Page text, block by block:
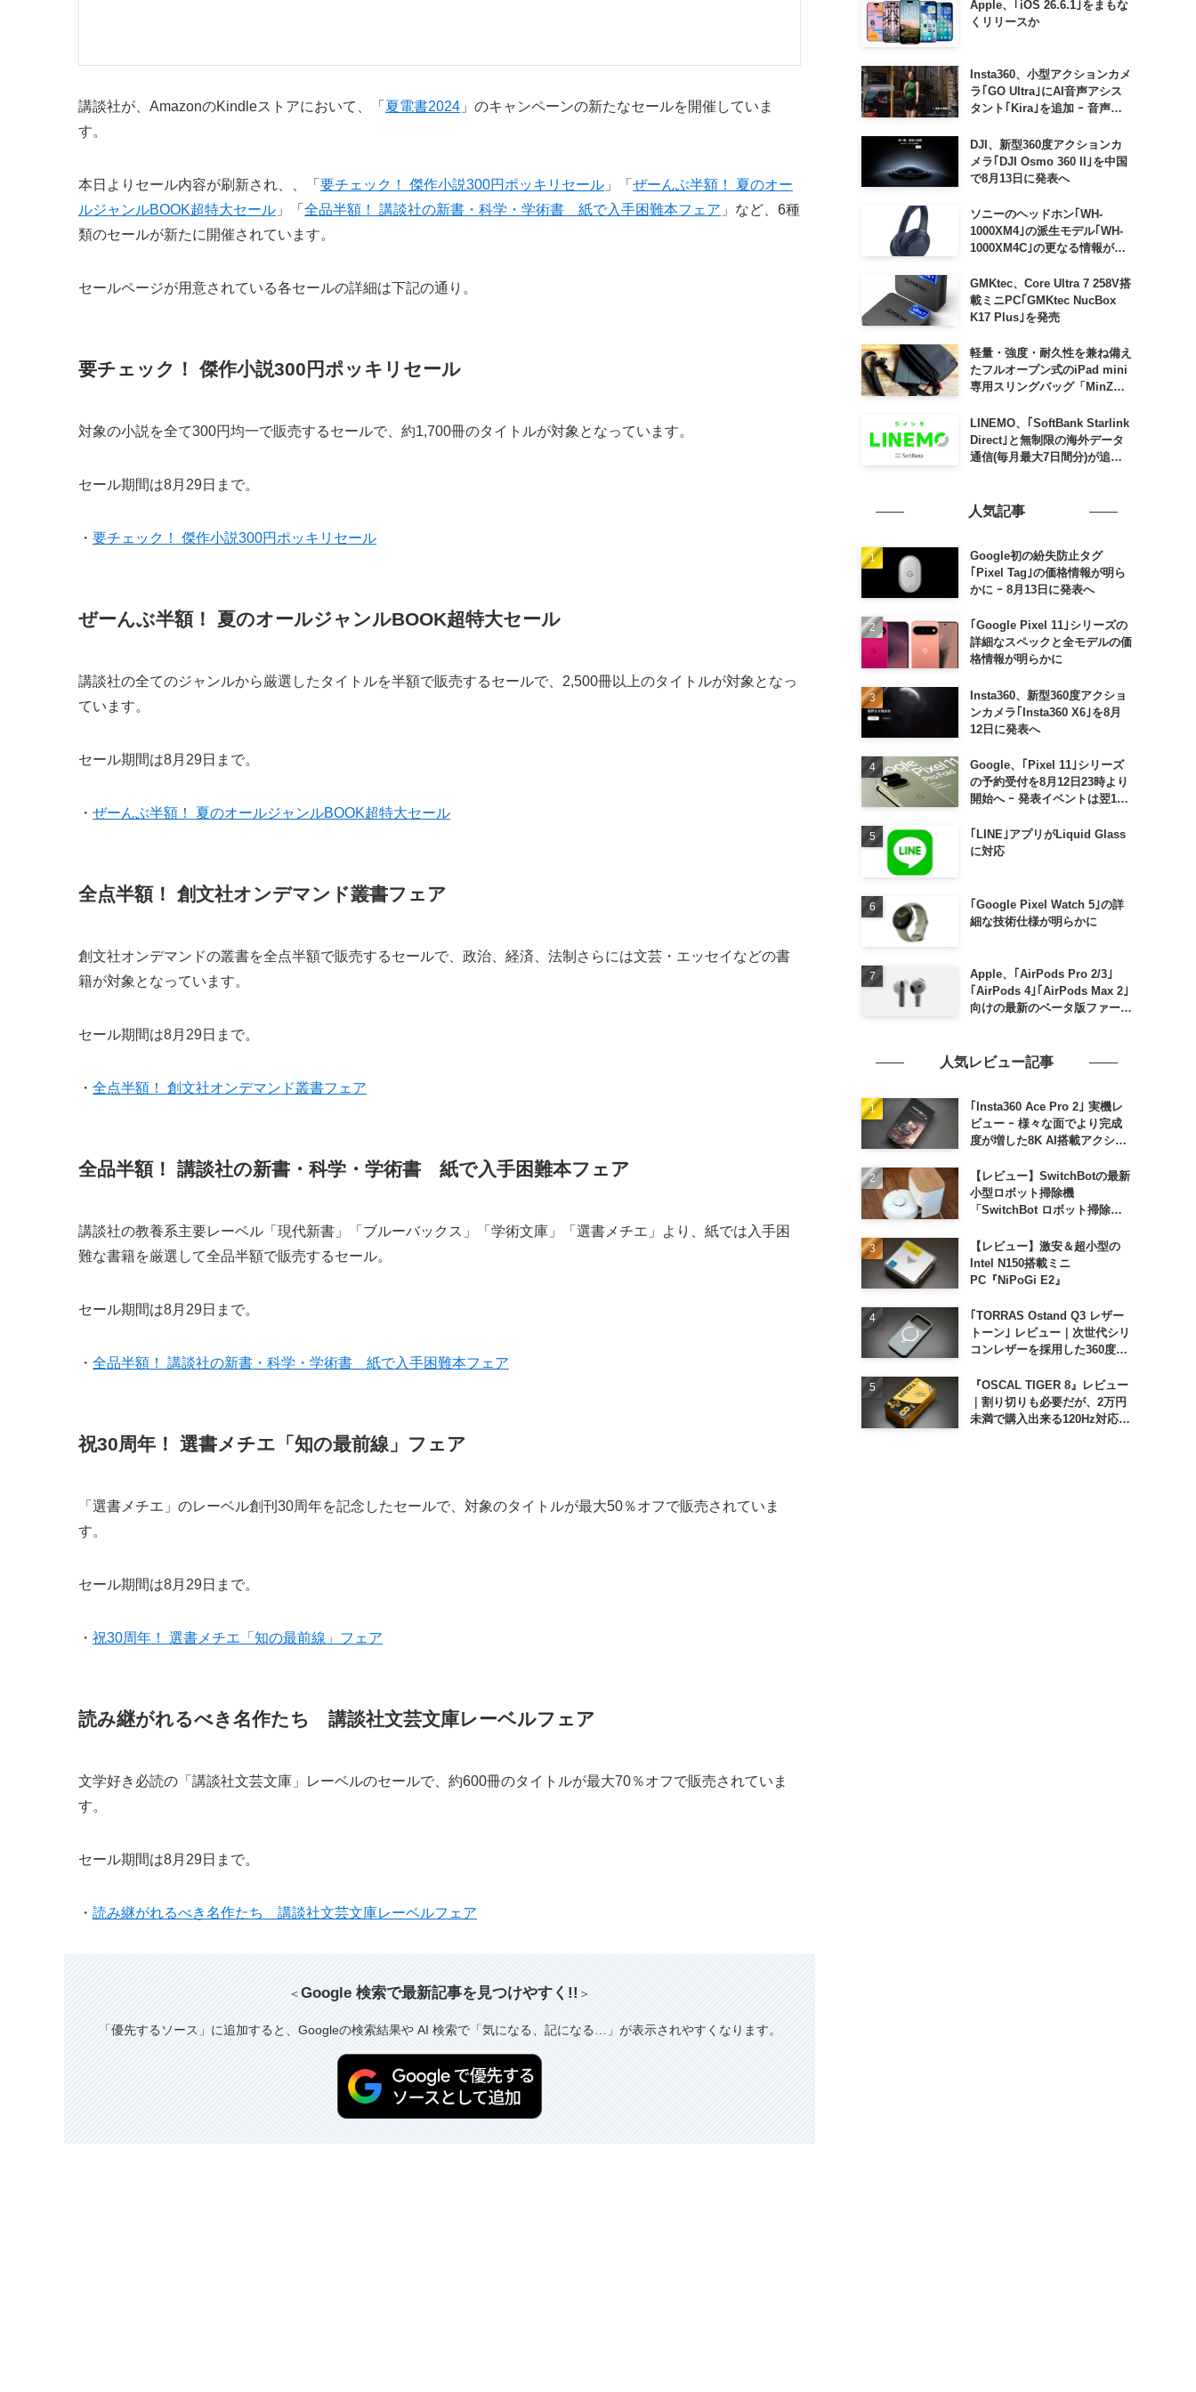
講談社が、AmazonのKindleストアにおいて、「 夏電書2024 」のキャンペーンの新たなセールを開催していま
す。
本日よりセール内容が刷新され、、「 要チェック！ 傑作小説300円ポッキリセール 」「 ぜーんぶ半額！ 夏のオー
ルジャンルBOOK超特大セール 」「 全品半額！ 講談社の新書・科学・学術書 紙で入手困難本フェア 」など、6種
類のセールが新たに開催されています。
セールページが用意されている各セールの詳細は下記の通り。
要チェック！ 傑作小説300円ポッキリセール
対象の小説を全て300円均一で販売するセールで、約1,700冊のタイトルが対象となっています。
セール期間は8月29日まで。
・ 要チェック！ 傑作小説300円ポッキリセール
ぜーんぶ半額！ 夏のオールジャンルBOOK超特大セール
講談社の全てのジャンルから厳選したタイトルを半額で販売するセールで、2,500冊以上のタイトルが対象となっ
ています。
セール期間は8月29日まで。
・ ぜーんぶ半額！ 夏のオールジャンルBOOK超特大セール
全点半額！ 創文社オンデマンド叢書フェア
創文社オンデマンドの叢書を全点半額で販売するセールで、政治、経済、法制さらには文芸・エッセイなどの書
籍が対象となっています。
セール期間は8月29日まで。
・ 全点半額！ 創文社オンデマンド叢書フェア
全品半額！ 講談社の新書・科学・学術書 紙で入手困難本フェア
講談社の教養系主要レーベル「現代新書」「ブルーバックス」「学術文庫」「選書メチエ」より、紙では入手困
難な書籍を厳選して全品半額で販売するセール。
セール期間は8月29日まで。
・ 全品半額！ 講談社の新書・科学・学術書 紙で入手困難本フェア
祝30周年！ 選書メチエ「知の最前線」フェア
「選書メチエ」のレーベル創刊30周年を記念したセールで、対象のタイトルが最大50％オフで販売されていま
す。
セール期間は8月29日まで。
・ 祝30周年！ 選書メチエ「知の最前線」フェア
読み継がれるべき名作たち 講談社文芸文庫レーベルフェア
文学好き必読の「講談社文芸文庫」レーベルのセールで、約600冊のタイトルが最大70％オフで販売されていま
す。
セール期間は8月29日まで。
・ 読み継がれるべき名作たち 講談社文芸文庫レーベルフェア
＜Google 検索で最新記事を見つけやすく!! ＞
「優先するソース」に追加すると、Googleの検索結果や AI 検索で「気になる、記になる…」が表示されやすくなります。
Apple、｢iOS 26.6.1｣をまもな
くリリースか
Insta360、小型アクションカメ
ラ｢GO Ultra｣にAI音声アシス
タント｢Kira｣を追加 ｰ 音声で
などが利用可能に
DJI、新型360度アクションカ
メラ｢DJI Osmo 360 II｣を中国
で8月13日に発表へ
ソニーのヘッドホン｢WH-
1000XM4｣の派生モデル｢WH-
1000XM4C｣の更なる情報が明
GMKtec、Core Ultra 7 258V搭
載ミニPC｢GMKtec NucBox
K17 Plus｣を発売
軽量・強度・耐久性を兼ね備え
たフルオープン式のiPad mini
専用スリングバッグ「MinZ
発売
LINEMO、｢SoftBank Starlink
Direct｣と無制限の海外データ
通信(毎月最大7日間分)が追加
人気記事
Google初の紛失防止タグ
｢Pixel Tag｣の価格情報が明ら
かに ｰ 8月13日に発表へ
｢Google Pixel 11｣シリーズの
詳細なスペックと全モデルの価
格情報が明らかに
Insta360、新型360度アクショ
ンカメラ｢Insta360 X6｣を8月
12日に発表へ
Google、｢Pixel 11｣シリーズ
の予約受付を8月12日23時より
開始へ ｰ 発表イベントは翌13
｢LINE｣アプリがLiquid Glass
に対応
｢Google Pixel Watch 5｣の詳
細な技術仕様が明らかに
Apple、｢AirPods Pro 2/3｣
｢AirPods 4｣｢AirPods Max 2｣
向けの最新のベータ版ファーム
人気レビュー記事
｢Insta360 Ace Pro 2｣ 実機レ
ビュー ｰ 様々な面でより完成
度が増した8K AI搭載アクショ
【レビュー】SwitchBotの最新
小型ロボット掃除機
「SwitchBot ロボット掃除機
【レビュー】激安＆超小型の
Intel N150搭載ミニ
PC『NiPoGi E2』
｢TORRAS Ostand Q3 レザー
トーン｣ レビュー｜次世代シリ
コンレザーを採用した360度回
『OSCAL TIGER 8』レビュー
｜割り切りも必要だが、2万円
未満で購入出来る120Hz対応大